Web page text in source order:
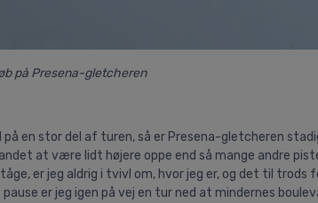
på Presena-gletcheren
en stor del af turen, så er Presena-gletcheren
at være lidt højere oppe end så mange andre
er jeg aldrig i tvivl om, hvor jeg er, og det til trods
er jeg igen på vej en tur ned at mindernes